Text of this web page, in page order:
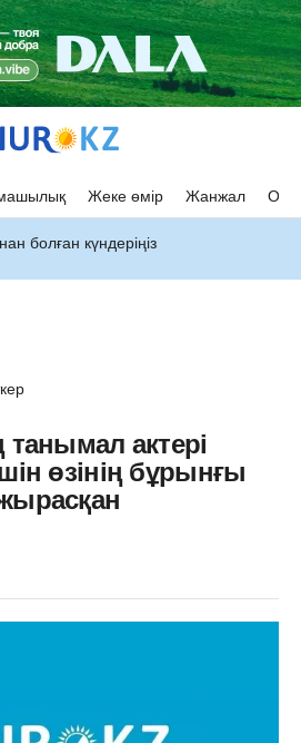
Жеке өмір Жанжал
болған күндеріңіз
актері
өзінің бұрынғы